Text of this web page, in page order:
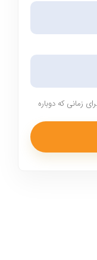
زمانی که دوباره